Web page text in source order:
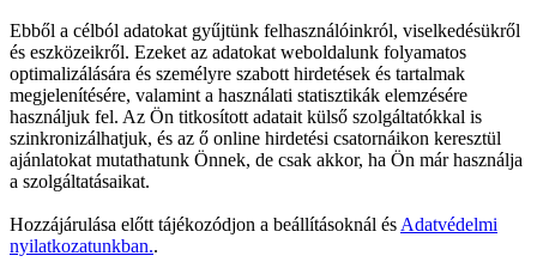
Ebből a célból adatokat gyűjtünk felhasználóinkról, viselkedésükről
és eszközeikről. Ezeket az adatokat weboldalunk folyamatos
optimalizálására és személyre szabott hirdetések és tartalmak
megjelenítésére, valamint a használati statisztikák elemzésére
használjuk fel. Az Ön titkosított adatait külső szolgáltatókkal is
szinkronizálhatjuk, és az ő online hirdetési csatornáikon keresztül
ajánlatokat mutathatunk Önnek, de csak akkor, ha Ön már használja
a szolgáltatásaikat.
Hozzájárulása előtt tájékozódjon a beállításoknál ésAdatvédelmi
nyilatkozatunkban..